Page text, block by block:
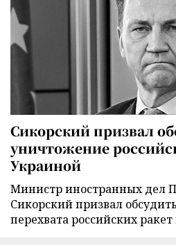
Сикорский призвал
уничтожение
Украиной
Министр иностранных дел
Сикорский призвал
перехвата российских